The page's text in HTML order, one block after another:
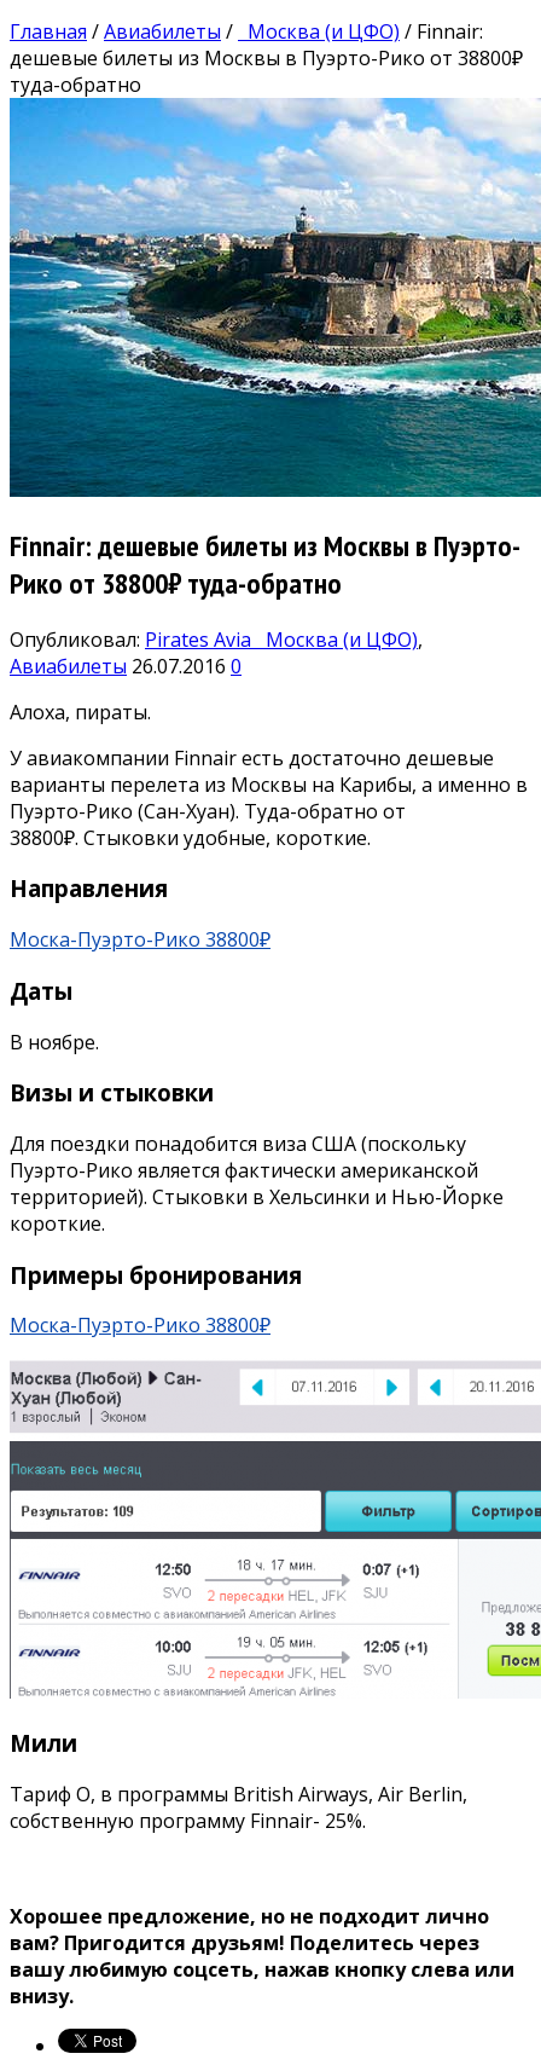
Главная /Авиабилеты / Москва (и ЦФО) / Finnair:
дешевые билеты из Москвы в Пуэрто-Рико от 38800₽
туда-обратно
Finnair: дешевые билеты из Москвы в Пуэрто-
Рико от 38800₽ туда-обратно
Опубликовал: Pirates Avia Москва (и ЦФО),
Авиабилеты 26.07.2016 0
Алоха, пираты.
У авиакомпании Finnair есть достаточно дешевые
варианты перелета из Москвы на Карибы, а именно в
Пуэрто-Рико (Сан-Хуан). Туда-обратно от
38800₽. Стыковки удобные, короткие.
Направления
Моска-Пуэрто-Рико 38800₽
Даты
В ноябре.
Визы и стыковки
Для поездки понадобится виза США (поскольку
Пуэрто-Рико является фактически американской
территорией). Стыковки в Хельсинки и Нью-Йорке
короткие.
Примеры бронирования
Моска-Пуэрто-Рико 38800₽
Мили
Тариф O, в программы British Airways, Air Berlin,
собственную программу Finnair- 25%.
Хорошее предложение, но не подходит лично
вам? Пригодится друзьям! Поделитесь через
вашу любимую соцсеть, нажав кнопку слева или
внизу.